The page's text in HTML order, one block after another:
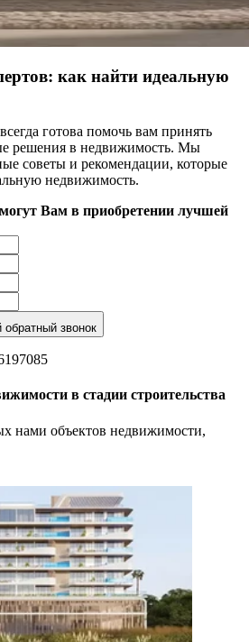
как найти идеальную
готова помочь вам принять
решения в недвижимость. Мы
советы и рекомендации, которые
недвижимость.
Вам в приобретении лучшей
звонок
в стадии строительства
нами объектов недвижимости,